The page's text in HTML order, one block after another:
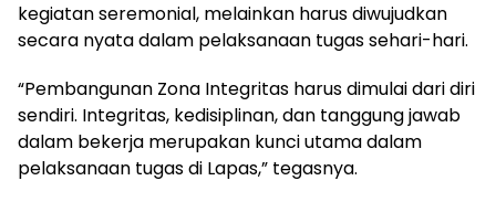
kegiatan seremonial, melainkan harus diwujudkan
secara nyata dalam pelaksanaan tugas sehari-hari.
“Pembangunan Zona Integritas harus dimulai dari diri
sendiri. Integritas, kedisiplinan, dan tanggung jawab
dalam bekerja merupakan kunci utama dalam
pelaksanaan tugas di Lapas,” tegasnya.